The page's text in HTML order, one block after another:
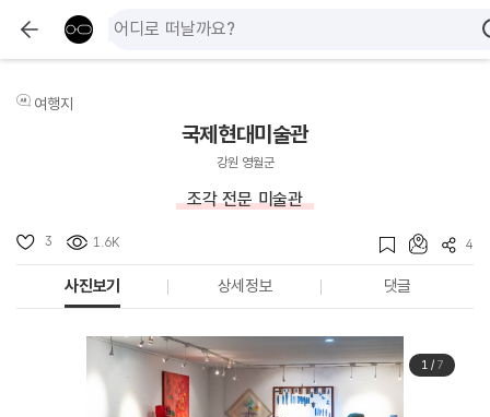
여행지
국제현대미술관
강원 영월군
조각 전문 미술관
3 1.6K 4
사진보기 상세정보 댓글
1/ 7